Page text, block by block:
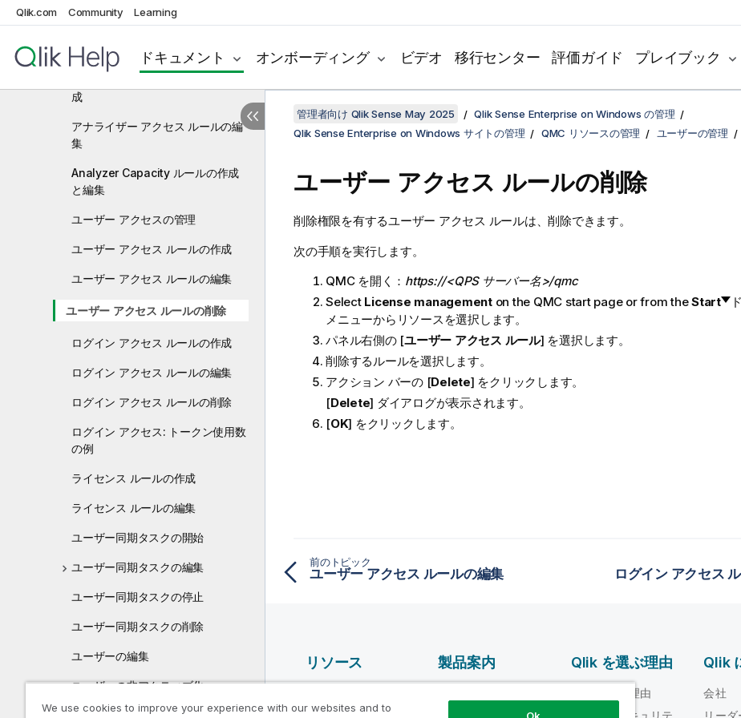
Qlik.com Community Learning
ドキュメント オンボーディング ビデオ 移行センター 評価ガイド プレイブック
ルの編集
アナライザー アクセスの管理
成
アナライザー アクセス ルールの編
集
Analyzer Capacity ルールの作成
と編集
ユーザー アクセスの管理
ユーザー アクセス ルールの作成
ユーザー アクセス ルールの編集
ユーザー アクセス ルールの削除
ログイン アクセス ルールの作成
ログイン アクセス ルールの編集
ログイン アクセス ルールの削除
ログイン アクセス: トークン使用数
の例
ライセンス ルールの作成
ライセンス ルールの編集
ユーザー同期タスクの開始
ユーザー同期タスクの編集
ユーザー同期タスクの停止
ユーザー同期タスクの削除
ユーザーの編集
ユーザーの非アクティブ化
ユーザーの削除
管理者向け Qlik Sense May 2025
Qlik Sense Enterprise on Windows の管理
Qlik Sense Enterprise on Windows サイトの管理
QMC リソースの管理 ユーザーの管理
ユーザー アクセス ルールの削除
削除権限を有するユーザー アクセス ルールは、削除できます。
次の手順を実行します。
QMCを開く： https://<QPS サーバー名>/qmc
Select License managementon the QMC start page or from theStart
メニューからリソースを選択します。
パネル右側の [ユーザー アクセス ルール] を選択します。
削除するルールを選択します。
アクション バーの [Delete] をクリックします。
[Delete] ダイアログが表示されます。
[OK] をクリックします。
前のトピック
ユーザー アクセス ルールの編集 ログイン アクセス
リソース
Qlik Developer
製品案内
品質
Qlik を選ぶ理由
Qlik を選ぶ理由
信頼性とセキュリテ
Qlik
会社
リー
We use cookies to improve your experience with our websites and to